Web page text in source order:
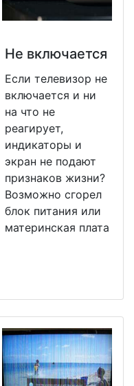
Не включается
Если телевизор не
включается и ни
на что не
реагирует,
индикаторы и
экран не подают
признаков жизни?
Возможно сгорел
блок питания или
материнская плата